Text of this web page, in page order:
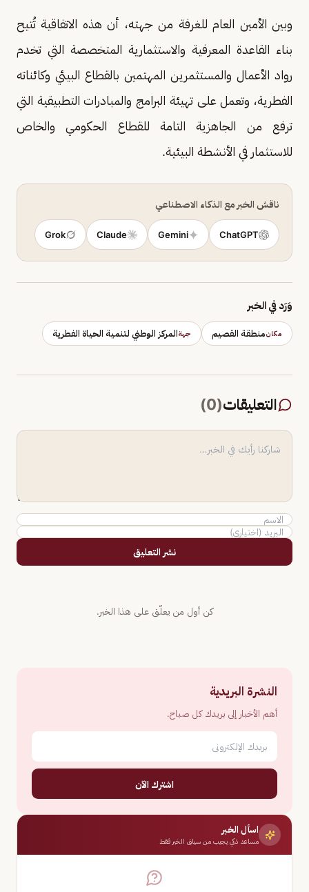
وبين الأمين العام للغرفة من جهته، أن هذه الاتفاقية تُتيح
بناء القاعدة المعرفية والاستثمارية المتخصصة التي تخدم
رواد الأعمال والمستثمرين المهتمين بالقطاع البيئي وكائناته
الفطرية، وتعمل على تهيئة البرامج والمبادرات التطبيقية التي
ترفع من الجاهزية التامة للقطاع الحكومي والخاص
للاستثمار في الأنشطة البيئية.
ناقش الخبر مع الذكاء الاصطناعي
ChatGPT
Gemini
Claude
Grok
وَرَد في الخبر
مكانمنطقة القصيم جهةالمركز الوطني لتنمية الحياة الفطرية
التعليقات(
0
)
نشر التعليق
كن أول من يعلّق على هذا الخبر.
النشرة البريدية
أهم الأخبار إلى بريدك كل صباح.
اشترك الآن
اسأل الخبر
مساعد ذكي يجيب من سياق الخبر فقط